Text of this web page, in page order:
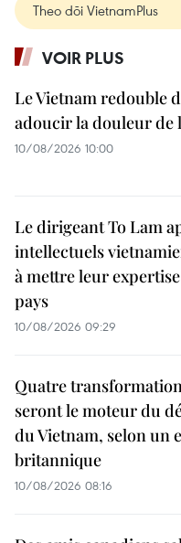
Theo dõi VietnamPlus
VOIR PLUS
Le Vietnam redouble
adoucir la douleur de
10/08/2026 10:00
Le dirigeant To Lam
intellectuels
à mettre leur
pays
10/08/2026 09:29
Quatre
seront le moteur du
du Vietnam, selon un
britannique
10/08/2026 08:16